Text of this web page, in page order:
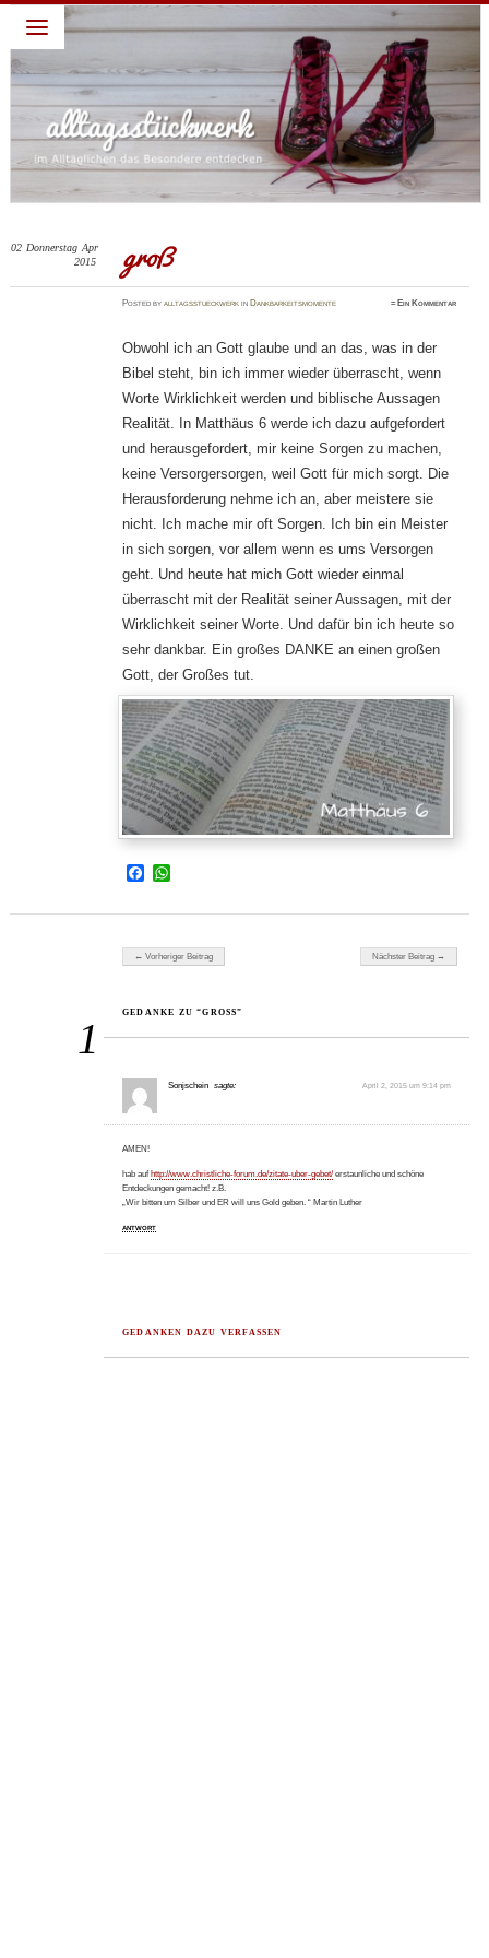
alltagsstückwerk
~ Leben lieben – Familie feiern: darum geht es in diesem
Blog: ein Jahr habe ich täglich eine Sache gepostet für die
ich Gott dankbar bin. Diese abendliche Gewohnheit verhalf
mir zu einem dankbaren Blick und deshalb schreibe ich
weiter. Dies ist nur ein Blick, ein kleiner Teil, ein kurzer
Moment meines Alltages, die schönen Momente festhalten,
die dankbaren Momente feiern…
groß
02 Donnerstag Apr
2015
Postedbyalltagsstueckwerk in Dankbarkeitsmomente ≈ Ein Kommentar
Obwohl ich an Gott glaube und an das, was in der
Bibel steht, bin ich immer wieder überrascht, wenn
Worte Wirklichkeit werden und biblische Aussagen
Realität. In Matthäus 6 werde ich dazu aufgefordert
und herausgefordert, mir keine Sorgen zu machen,
keine Versorgersorgen, weil Gott für mich sorgt. Die
Herausforderung nehme ich an, aber meistere sie
nicht. Ich mache mir oft Sorgen. Ich bin ein Meister
in sich sorgen, vor allem wenn es ums Versorgen
geht. Und heute hat mich Gott wieder einmal
überrascht mit der Realität seiner Aussagen, mit der
Wirklichkeit seiner Worte. Und dafür bin ich heute so
sehr dankbar. Ein großes DANKE an einen großen
Gott, der Großes tut.
Facebook
WhatsApp
Beitragsnavigation
← Vorheriger Beitrag Nächster Beitrag →
1
GEDANKE ZU “GROSS”
Sonjschein sagte: April 2, 2015 um 9:14 pm
AMEN!
hab aufhttp://www.christliche-forum.de/zitate-uber-gebet/erstaunliche und schöne
Entdeckungen gemacht! z.B.
„Wir bitten um Silber und ER will uns Gold geben. “ Martin Luther
ANTWORT
GEDANKEN DAZU VERFASSEN